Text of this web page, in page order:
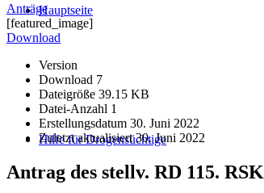
Hauptseite
Hilfe für Drogensüchtige
Anträge
[featured_image]
Download
Version
Download 7
Dateigröße 39.15 KB
Datei-Anzahl 1
Erstellungsdatum 30. Juni 2022
Zuletzt aktualisiert30. Juni 2022
Antrag des stellv. RD 115. RSK